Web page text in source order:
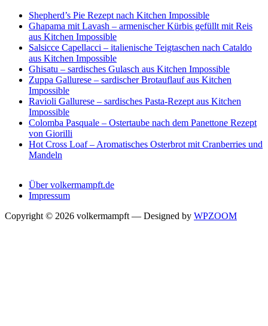
Shepherd’s Pie Rezept nach Kitchen Impossible
Ghapama mit Lavash – armenischer Kürbis gefüllt mit Reis
aus Kitchen Impossible
Salsicce Capellacci – italienische Teigtaschen nach Cataldo
aus Kitchen Impossible
Ghisatu – sardisches Gulasch aus Kitchen Impossible
Zuppa Gallurese – sardischer Brotauflauf aus Kitchen
Impossible
Ravioli Gallurese – sardisches Pasta-Rezept aus Kitchen
Impossible
Colomba Pasquale – Ostertaube nach dem Panettone Rezept
von Giorilli
Hot Cross Loaf – Aromatisches Osterbrot mit Cranberries und
Mandeln
Über volkermampft.de
Impressum
Copyright © 2026 volkermampft — Designed by WPZOOM